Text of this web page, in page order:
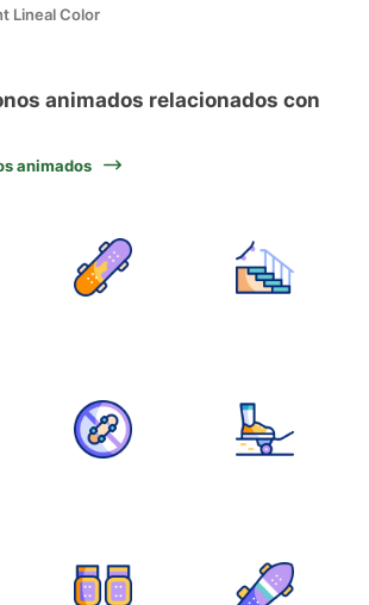
Lineal Color
animados relacionados con
animados